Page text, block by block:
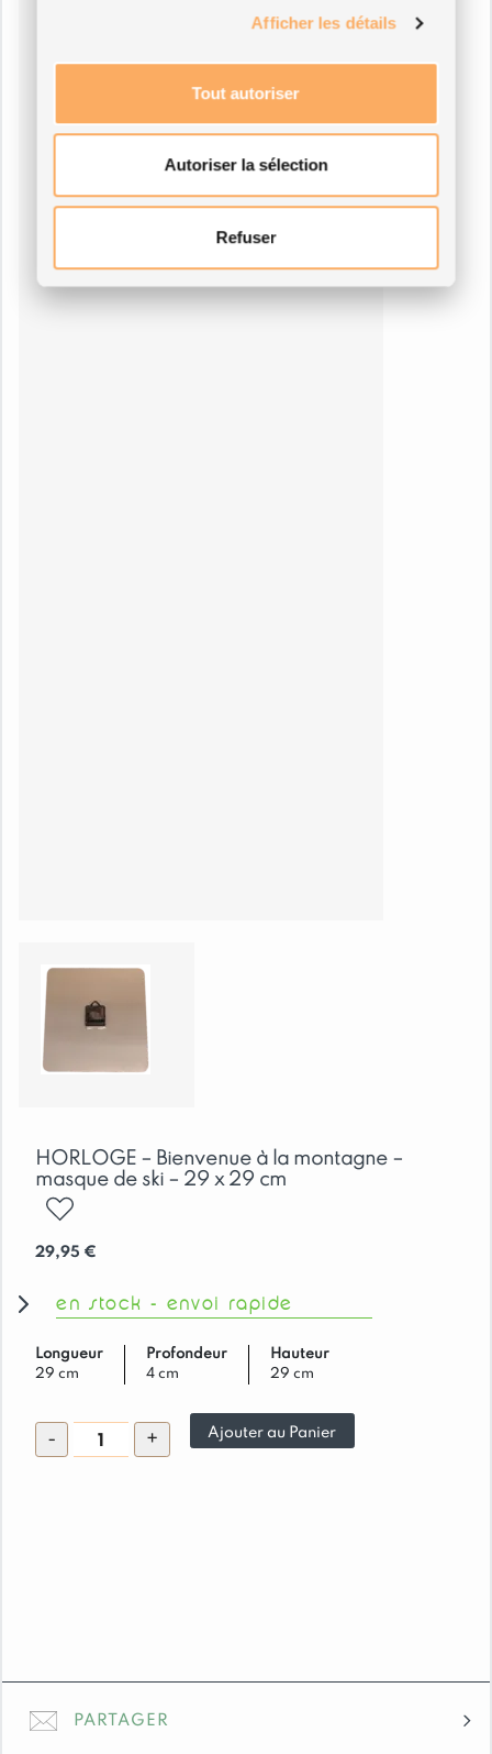
Afficher les détails
Tout autoriser
Autoriser la sélection
Refuser
HORLOGE – Bienvenue à la montagne –
masque de ski – 29 x 29 cm
ajouter
29,95 €
en stock - envoi rapide
Longueur
29 cm
Profondeur
4 cm
Hauteur
29 cm
-
quantité
de
ski
+ Ajouter au Panier
PARTAGER